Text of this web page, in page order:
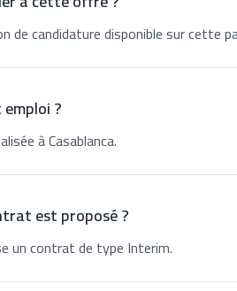
de candidature disponible sur cette
?
à Casablanca.
est proposé ?
un contrat de type Interim.